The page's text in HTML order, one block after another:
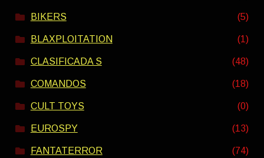
BIKERS (5)
BLAXPLOITATION (1)
CLASIFICADA S (48)
COMANDOS (18)
CULT TOYS (0)
EUROSPY (13)
FANTATERROR (74)